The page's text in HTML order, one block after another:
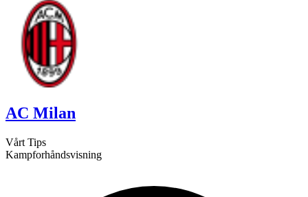
AC Milan
Vårt Tips
Kampforhåndsvisning